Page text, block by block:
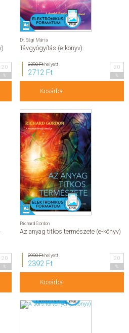
20
Dr. Sági Mária
Távgyógyítás (e-könyv)
3390 Fthelyett
2712 Ft
20
Kosárba
20
Richard Gordon
Az anyag titkos természete (e-könyv)
2990 Fthelyett
2392 Ft
20
Kosárba